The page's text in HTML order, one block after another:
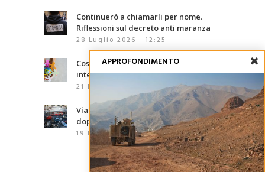
Continuerò a chiamarli per nome.
Riflessioni sul decreto anti maranza
28 Luglio 2026 - 12:25
Cosa sono le competenze
interculturali?
21 Luglio 2026 - 07:00
Via d’Amelio, trentaquattro anni
dopo: le mafie che abbiamo davanti
19 Luglio 2026 - 06:02
APPROFONDIMENTO